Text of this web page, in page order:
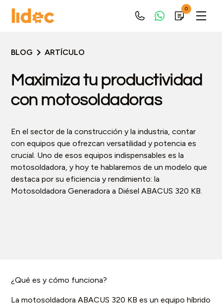
0
BLOG ARTÍCULO
Maximiza tu productividad
con motosoldadoras
En el sector de la construcción y la industria, contar
con equipos que ofrezcan versatilidad y potencia es
crucial. Uno de esos equipos indispensables es la
motosoldadora, y hoy te hablaremos de un modelo que
destaca por su eficiencia y rendimiento: la
Motosoldadora Generadora a Diésel ABACUS 320 KB.
¿Qué es y cómo funciona?
La motosoldadora ABACUS 320 KB es un equipo híbrido